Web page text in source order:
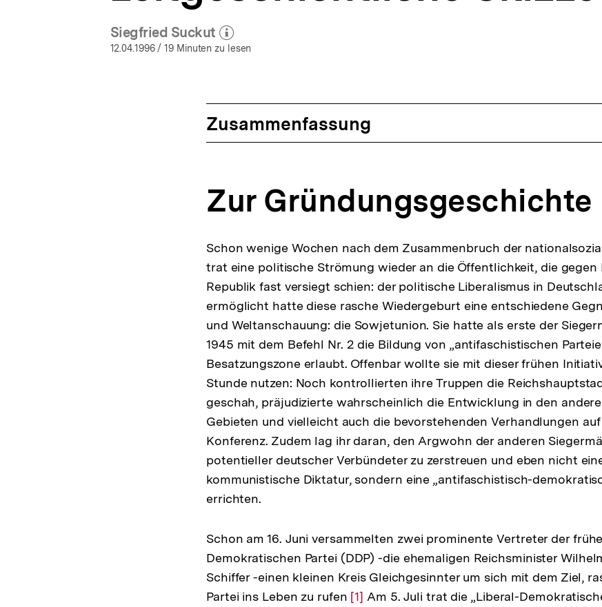
Siegfried Suckut
(Mehr zum Autor)
öffnen
12.04.1996/ 19 Minuten zu lesen
Zusammenfassung
Zur Gründungsgeschichte
Schon wenige Wochen nach dem Zusammenbruch der
trat eine politische Strömung wieder an die Öffentlichkeit, die gegen
Republik fast versiegt schien: der politische Liberalismus in
ermöglicht hatte diese rasche Wiedergeburt eine entschiedene
und Weltanschauung: die Sowjetunion. Sie hatte als erste der
1945 mit dem Befehl Nr. 2 die Bildung von „antifaschistischen
Besatzungszone erlaubt. Offenbar wollte sie mit dieser frühen
Stunde nutzen: Noch kontrollierten ihre Truppen die
geschah, präjudizierte wahrscheinlich die Entwicklung in den
Gebieten und vielleicht auch die bevorstehenden Verhandlungen
Konferenz. Zudem lag ihr daran, den Argwohn der anderen
potentieller deutscher Verbündeter zu zerstreuen und eben nicht
kommunistische Diktatur, sondern eine „antifaschistisch-
errichten.
Schon am 16. Juni versammelten zwei prominente Vertreter der
Demokratischen Partei (DDP) -die ehemaligen Reichsminister
Schiffer -einen kleinen Kreis Gleichgesinnter um sich mit dem Ziel,
Partei ins Leben zu rufen Zur
[1] Am 5. Juli trat die „Liberal-